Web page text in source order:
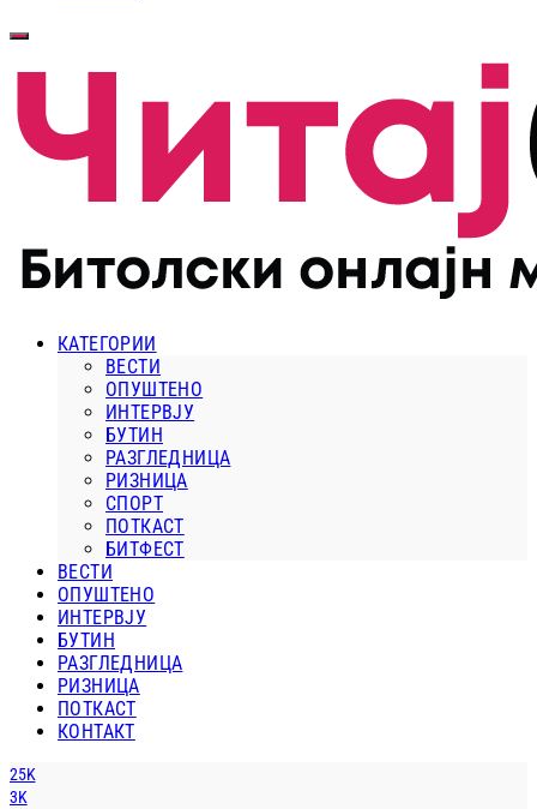
КАТЕГОРИИ
ВЕСТИ
ОПУШТЕНО
ИНТЕРВЈУ
БУТИН
РАЗГЛЕДНИЦА
РИЗНИЦА
СПОРТ
ПОТКАСТ
БИТФЕСТ
ВЕСТИ
ОПУШТЕНО
ИНТЕРВЈУ
БУТИН
РАЗГЛЕДНИЦА
РИЗНИЦА
ПОТКАСТ
КОНТАКТ
25K
3K